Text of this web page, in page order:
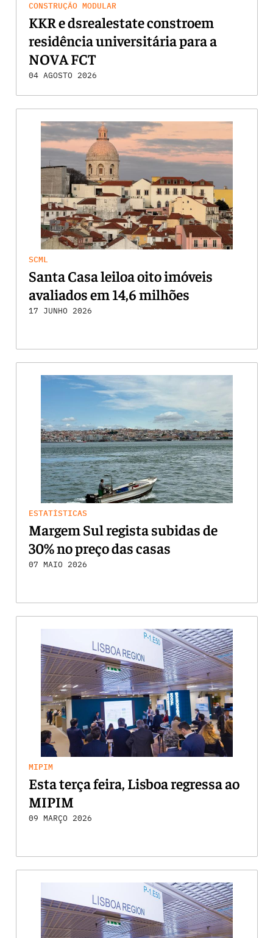
CONSTRUÇÃO MODULAR
KKR e dsrealestate constroem
residência universitária para a
NOVA FCT
04 AGOSTO 2026
SCML
Santa Casa leiloa oito imóveis
avaliados em 14,6 milhões
17 JUNHO 2026
ESTATÍSTICAS
Margem Sul regista subidas de
30% no preço das casas
07 MAIO 2026
MIPIM
Esta terça feira, Lisboa regressa ao
MIPIM
09 MARÇO 2026